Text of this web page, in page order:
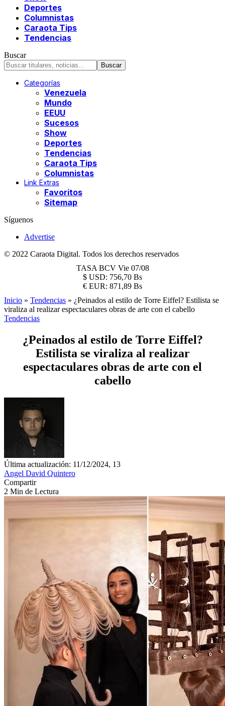
Deportes
Columnistas
Caraota Tips
Tendencias
Buscar
Categorías
Venezuela
Mundo
EEUU
Sucesos
Show
Deportes
Tendencias
Caraota Tips
Columnistas
Link Extras
Favoritos
Sitemap
Síguenos
Advertise
© 2022 Caraota Digital. Todos los derechos reservados
TASA BCV Vie 07/08
$ USD: 756,70 Bs
€ EUR: 871,89 Bs
Inicio » Tendencias » ¿Peinados al estilo de Torre Eiffel? Estilista se
viraliza al realizar espectaculares obras de arte con el cabello
Tendencias
¿Peinados al estilo de Torre Eiffel?
Estilista se viraliza al realizar
espectaculares obras de arte con el
cabello
Última actualización: 11/12/2024, 13
Angel David Quintero
Compartir
2 Min de Lectura